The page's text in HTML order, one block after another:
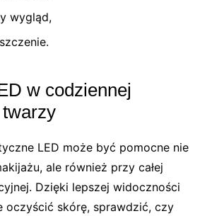
wygląd,
w codziennej
LED może być pomocne nie
ale również przy całej
Dzięki lepszej widoczności
oczyścić skórę, sprawdzić, czy